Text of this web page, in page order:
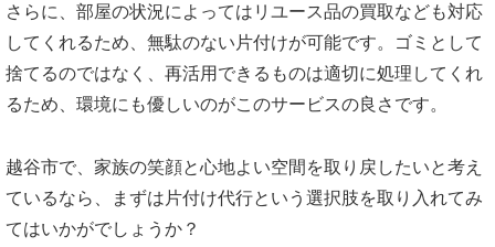
さらに、部屋の状況によってはリユース品の買取なども対応
してくれるため、無駄のない片付けが可能です。ゴミとして
捨てるのではなく、再活用できるものは適切に処理してくれ
るため、環境にも優しいのがこのサービスの良さです。
越谷市で、家族の笑顔と心地よい空間を取り戻したいと考え
ているなら、まずは片付け代行という選択肢を取り入れてみ
てはいかがでしょうか？